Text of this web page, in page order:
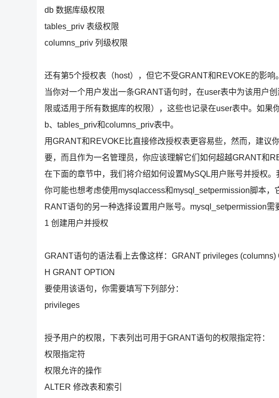
db 数据库级权限
tables_priv 表级权限
columns_priv 列级权限
还有第5个授权表（host），但它不受GRANT和REVOKE的影响
当你对一个用户发出一条GRANT语句时，在user表中为该用户
限或适用于所有数据库的权限），这些也记录在user表中。如果
b、tables_priv和columns_priv表中。
用GRANT和REVOKE比直接修改授权表更容易些，然而，建议
要，而且作为一名管理员，你应该理解它们如何超越GRANT和
在下面的章节中，我们将介绍如何设置MySQL用户账号并授权
你可能也想考虑使用mysqlaccess和mysql_setpermission脚本
RANT语句的另一种选择设置用户账号。mysql_setpermission需
1 创建用户并授权
GRANT语句的语法看上去像这样：GRANT privileges
H GRANT OPTION
要使用该语句，你需要填写下列部分：
privileges
授予用户的权限，下表列出可用于GRANT语句的权限指定符：
权限指定符
权限允许的操作
ALTER 修改表和索引